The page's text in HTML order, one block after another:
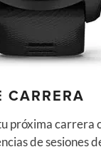
CARRERA
próxima carrera
de sesiones